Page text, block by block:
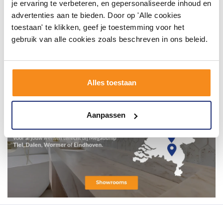
je ervaring te verbeteren, en gepersonaliseerde inhoud en
advertenties aan te bieden. Door op 'Alle cookies
toestaan' te klikken, geef je toestemming voor het
gebruik van alle cookies zoals beschreven in ons beleid.
Alles toestaan
Aanpassen